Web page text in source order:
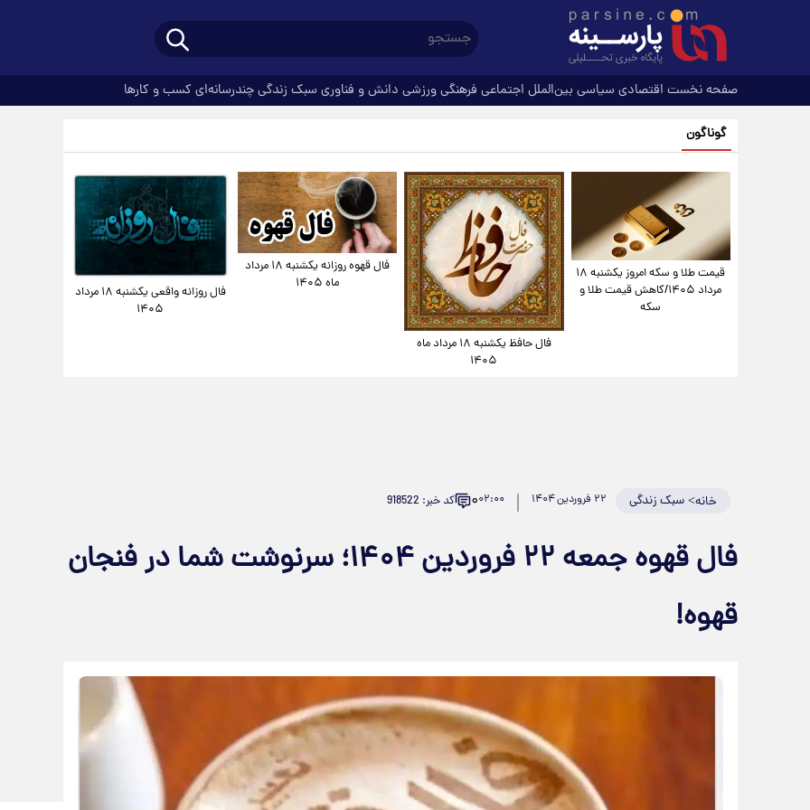
صفحه نخست اقتصادی سیاسی بین‌الملل اجتماعی فرهنگیورزشی دانش و فناوری سبک زندگیچندرسانه‌ای کسب و کارها
گوناگون
قیمت طلا و سکه امروز یکشنبه ۱۸
مرداد ۱۴۰۵/کاهش قیمت طلا و
سکه
فال حافظ یکشنبه ۱۸ مرداد ماه
۱۴۰۵
فال قهوه روزانه یکشنبه ۱۸ مرداد
ماه ۱۴۰۵
فال روزانه واقعی یکشنبه ۱۸ مرداد
۱۴۰۵
خانه>سبک زندگی ۲۲ فروردین ۱۴۰۴ ۰۲:۰۰۰ کد خبر: 918522
فال قهوه جمعه ۲۲ فروردین ۱۴۰۴؛ سرنوشت شما در فنجان
قهوه!